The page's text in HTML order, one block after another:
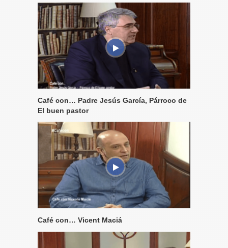
Café con… Padre Jesús García, Párroco de
El buen pastor
Café con… Vicent Maciá